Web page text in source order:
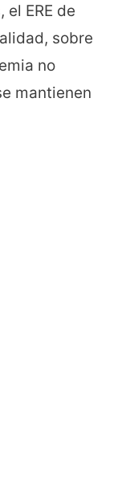
ERE de
sobre
no
mantienen